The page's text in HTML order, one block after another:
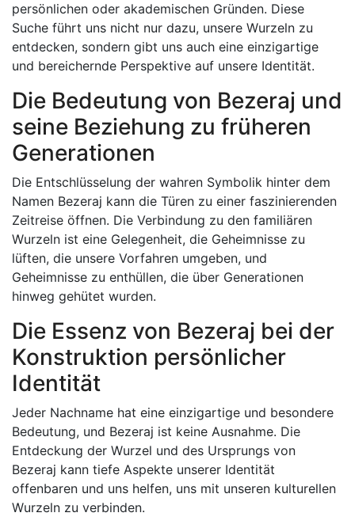
persönlichen oder akademischen Gründen. Diese
Suche führt uns nicht nur dazu, unsere Wurzeln zu
entdecken, sondern gibt uns auch eine einzigartige
und bereichernde Perspektive auf unsere Identität.
Die Bedeutung von Bezeraj und
seine Beziehung zu früheren
Generationen
Die Entschlüsselung der wahren Symbolik hinter dem
Namen Bezeraj kann die Türen zu einer faszinierenden
Zeitreise öffnen. Die Verbindung zu den familiären
Wurzeln ist eine Gelegenheit, die Geheimnisse zu
lüften, die unsere Vorfahren umgeben, und
Geheimnisse zu enthüllen, die über Generationen
hinweg gehütet wurden.
Die Essenz von Bezeraj bei der
Konstruktion persönlicher
Identität
Jeder Nachname hat eine einzigartige und besondere
Bedeutung, und Bezeraj ist keine Ausnahme. Die
Entdeckung der Wurzel und des Ursprungs von
Bezeraj kann tiefe Aspekte unserer Identität
offenbaren und uns helfen, uns mit unseren kulturellen
Wurzeln zu verbinden.